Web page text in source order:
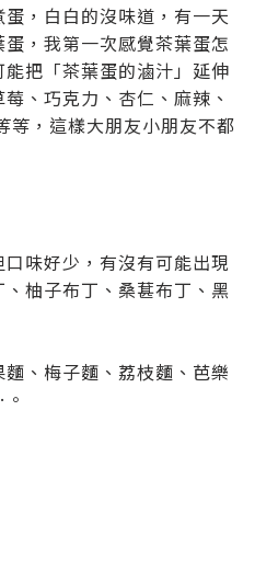
，白白的沒味道，有一天
，我第一次感覺茶葉蛋怎
把「茶葉蛋的滷汁」延伸
、巧克力、杏仁、麻辣、
，這樣大朋友小朋友不都
味好少，有沒有可能出現
柚子布丁、桑葚布丁、黑
、梅子麵、荔枝麵、芭樂